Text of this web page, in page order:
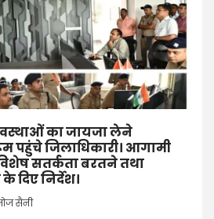
का जायजा लेने
पहुंचे जिलाधिकारी। आगामी
सतर्कता बरतने तथा
दिए निर्देश।
सैनी